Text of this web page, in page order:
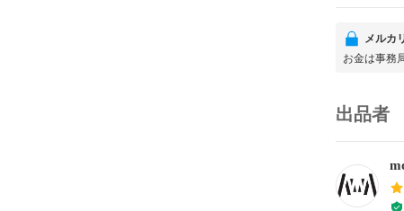
メルカ
お金は事務
出品者